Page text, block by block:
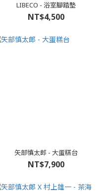
LIBECO - 浴室腳踏墊
NT$4,500
矢部慎太郎 - 大蛋糕台
NT$7,900